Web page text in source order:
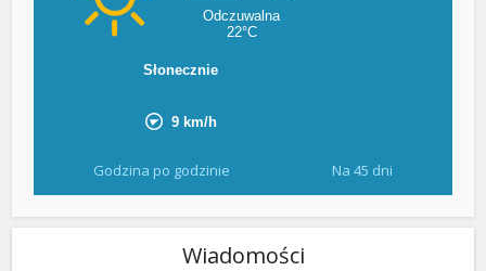
Godzina po godzinie Na 45 dni
Wiadomości